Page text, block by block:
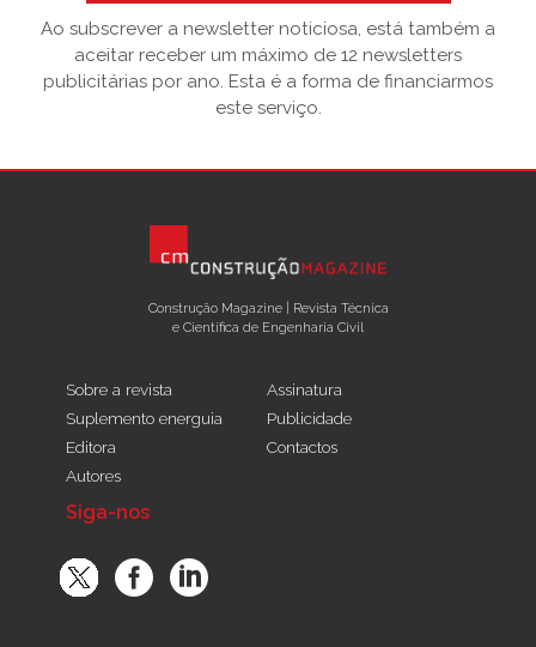
Ao subscrever a newsletter noticiosa, está também a
aceitar receber um máximo de 12 newsletters
publicitárias por ano. Esta é a forma de financiarmos
este serviço.
Construção Magazine | Revista Técnica
e Científica de Engenharia Civil
Sobre a revista
Suplemento energuia
Editora
Autores
Assinatura
Publicidade
Contactos
Siga-nos